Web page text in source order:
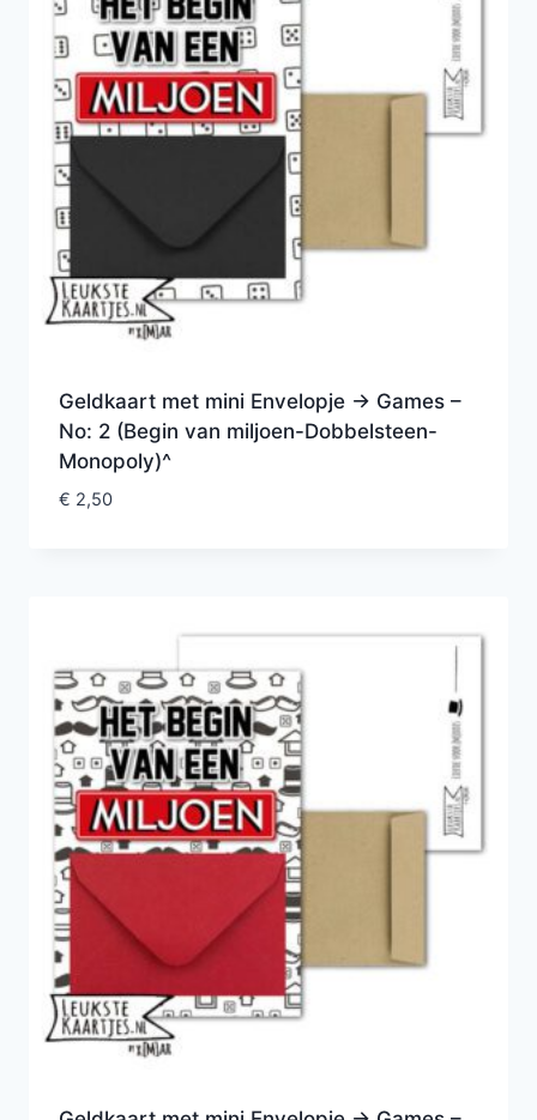
Geldkaart met mini Envelopje -> Games –
No: 2 (Begin van miljoen-Dobbelsteen-
Monopoly)^
€ 2,50